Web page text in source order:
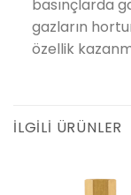
basınçlarda
gazların
özellik
İLGILI ÜRÜNLER